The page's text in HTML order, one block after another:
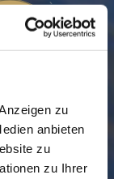
zu
anbieten
zu
zu Ihrer